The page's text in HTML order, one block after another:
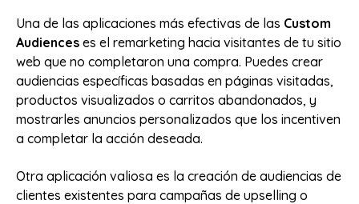
Una de las aplicaciones más efectivas de las Custom
Audiences es el remarketing hacia visitantes de tu sitio
web que no completaron una compra. Puedes crear
audiencias específicas basadas en páginas visitadas,
productos visualizados o carritos abandonados, y
mostrarles anuncios personalizados que los incentiven
a completar la acción deseada.
Otra aplicación valiosa es la creación de audiencias de
clientes existentes para campañas de upselling o